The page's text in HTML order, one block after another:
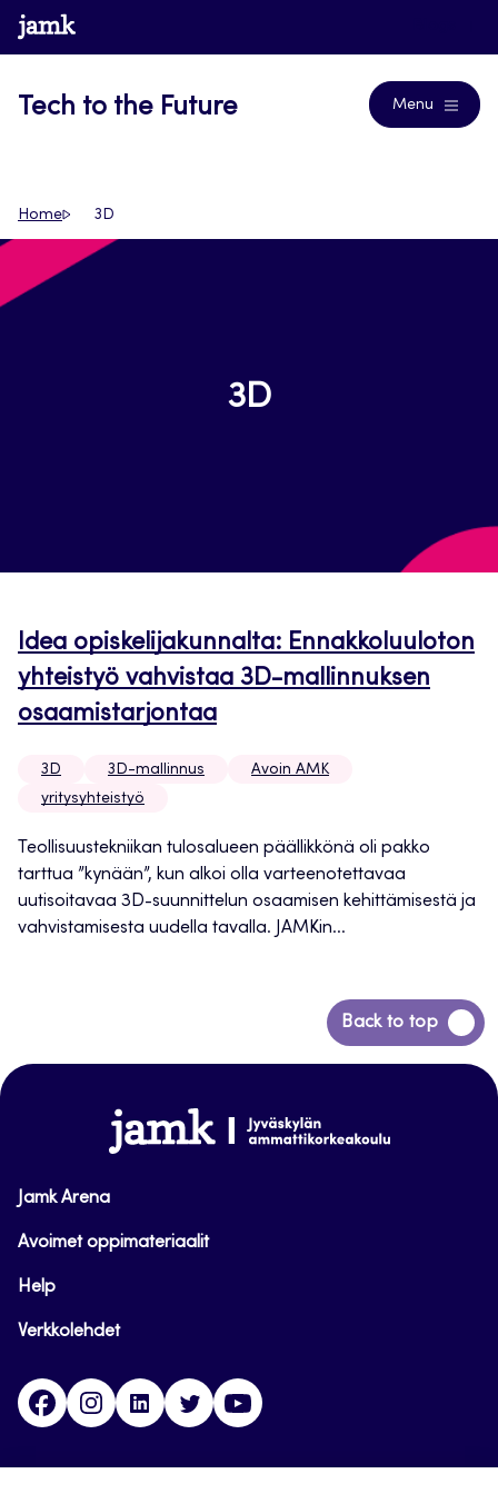
Siirry
suoraan
www.jamk.fi
Tech to the Future Menu
Home 3D
3D
Idea opiskelijakunnalta: Ennakkoluuloton
yhteistyö vahvistaa 3D-mallinnuksen
osaamistarjontaa
3D 3D-mallinnus
Avoin AMK
yritysyhteistyö
Teollisuustekniikan tulosalueen päällikkönä oli pakko
tarttua ”kynään”, kun alkoi olla varteenotettavaa
uutisoitavaa 3D-suunnittelun osaamisen kehittämisestä ja
vahvistamisesta uudella tavalla. JAMKin...
Back to top
Siirry
takaisin
www.jamk.fi
Jamk Arena
Avoimet oppimateriaalit
Help
Verkkolehdet
FacebookInstagramLinkedinTwitter